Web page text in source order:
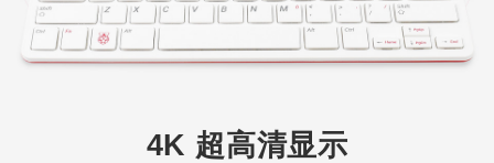
4K 超高清显示